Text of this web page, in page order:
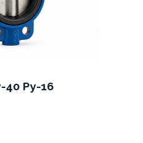
40 Ру-16